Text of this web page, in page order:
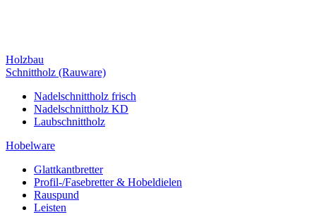
Holzbau
Schnittholz (Rauware)
Nadelschnittholz frisch
Nadelschnittholz KD
Laubschnittholz
Hobelware
Glattkantbretter
Profil-/Fasebretter & Hobeldielen
Rauspund
Leisten